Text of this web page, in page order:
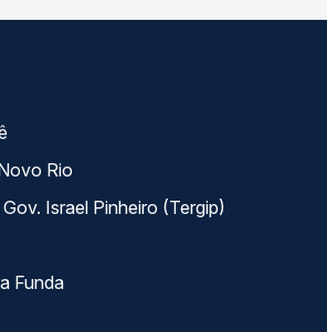
Rio
Israel Pinheiro (Tergip)
Funda